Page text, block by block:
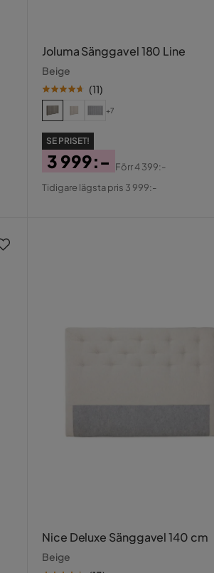
Joluma Sänggavel 180 Line
Beige
(11)
+7
SE PRISET!
Pris
3 999:-
Original
Förr4 399:-
Tidigare lägsta pris 3 999:-
Nice Deluxe Sänggavel 140 cm
Beige